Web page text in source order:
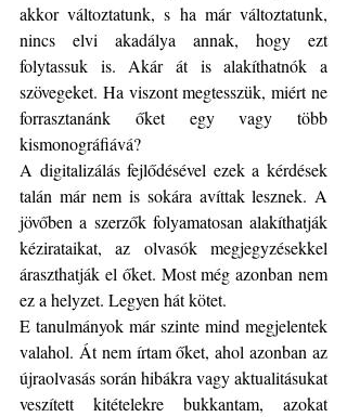
akkor változtatunk, s ha már változtatunk,
nincs elvi akadálya annak, hogy ezt
folytassuk is. Akár át is alakíthatnók a
szövegeket. Ha viszont megtesszük, miért ne
forrasztanánk őket egy vagy több
kismonográfiává?
A digitalizálás fejlődésével ezek a kérdések
talán már nem is sokára avíttak lesznek. A
jövőben a szerzők folyamatosan alakíthatják
kézirataikat, az olvasók megjegyzésekkel
áraszthatják el őket. Most még azonban nem
ez a helyzet. Legyen hát kötet.
E tanulmányok már szinte mind megjelentek
valahol. Át nem írtam őket, ahol azonban az
újraolvasás során hibákra vagy aktualitásukat
veszített kitételekre bukkantam, azokat